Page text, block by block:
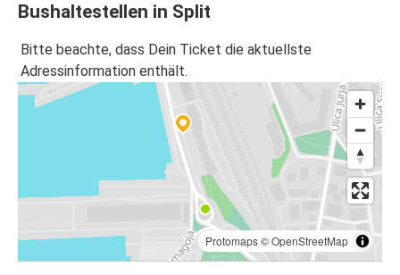
Bushaltestellen in Split
Bitte beachte, dass Dein Ticket die aktuellste
Adressinformation enthält.
Protomaps©OpenStreetMap